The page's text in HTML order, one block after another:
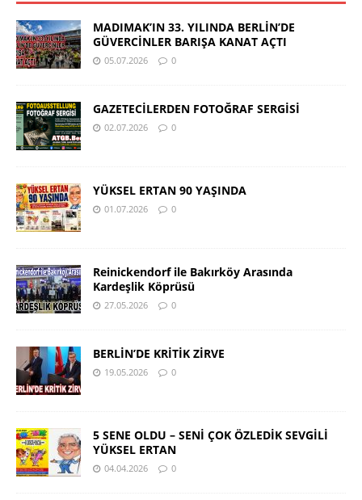
MADIMAK’IN 33. YILINDA BERLİN’DE
GÜVERCİNLER BARIŞA KANAT AÇTI
05.07.2026 0
GAZETECİLERDEN FOTOĞRAF SERGİSİ
02.07.2026 0
YÜKSEL ERTAN 90 YAŞINDA
01.07.2026 0
Reinickendorf ile Bakırköy Arasında
Kardeşlik Köprüsü
27.05.2026 0
BERLİN’DE KRİTİK ZİRVE
19.05.2026 0
5 SENE OLDU – SENİ ÇOK ÖZLEDİK SEVGİLİ
YÜKSEL ERTAN
04.04.2026 0